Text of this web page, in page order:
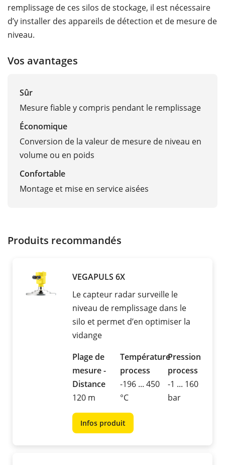
remplissage de ces silos de stockage, il est nécessaire
d’y installer des appareils de détection et de mesure de
niveau.
Vos avantages
Sûr
Mesure fiable y compris pendant le remplissage
Économique
Conversion de la valeur de mesure de niveau en
volume ou en poids
Confortable
Montage et mise en service aisées
Produits recommandés
VEGAPULS 6X
Le capteur radar surveille le
niveau de remplissage dans le
silo et permet d’en optimiser la
vidange
Plage de
mesure -
Distance
120 m
Température
process
-196 ... 450
°C
Pression
process
-1 ... 160
bar
Infos produit